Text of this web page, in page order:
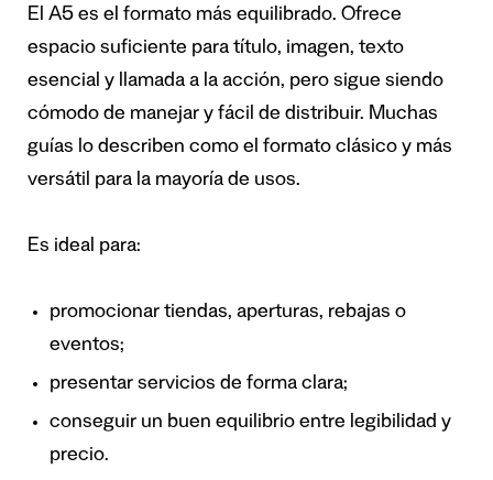
El A5 es el formato más equilibrado. Ofrece
espacio suficiente para título, imagen, texto
esencial y llamada a la acción, pero sigue siendo
cómodo de manejar y fácil de distribuir. Muchas
guías lo describen como el formato clásico y más
versátil para la mayoría de usos.
Es ideal para:
promocionar tiendas, aperturas, rebajas o
eventos;
presentar servicios de forma clara;
conseguir un buen equilibrio entre legibilidad y
precio.